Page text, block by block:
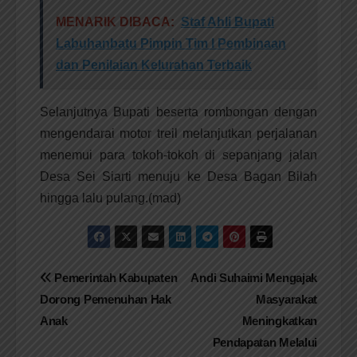
MENARIK DIBACA: Staf Ahli Bupati
Labuhanbatu Pimpin Tim I Pembinaan
dan Penilaian Kelurahan Terbaik
Selanjutnya Bupati beserta rombongan dengan
mengendarai motor treil melanjutkan perjalanan
menemui para tokoh-tokoh di sepanjang jalan
Desa Sei Siarti menuju ke Desa Bagan Bilah
hingga lalu pulang.(mad)
Navigasi
pos
Andi Suhaimi Mengajak
Masyarakat
Meningkatkan
Pendapatan Melalui
Pemerintah Kabupaten
Dorong Pemenuhan Hak
Anak